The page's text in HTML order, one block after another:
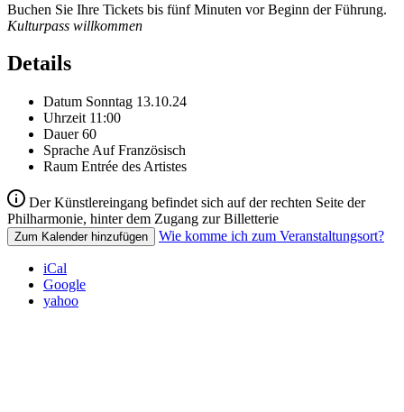
Buchen Sie Ihre Tickets bis fünf Minuten vor Beginn der Führung.
Kulturpass willkommen
Details
Datum Sonntag 13.10.24
Uhrzeit 11:00
Dauer 60
Sprache Auf Französisch
Raum Entrée des Artistes
Der Künstlereingang befindet sich auf der rechten Seite der
Philharmonie, hinter dem Zugang zur Billetterie
Zum Kalender hinzufügen Wie komme ich zum Veranstaltungsort?
iCal
Google
yahoo